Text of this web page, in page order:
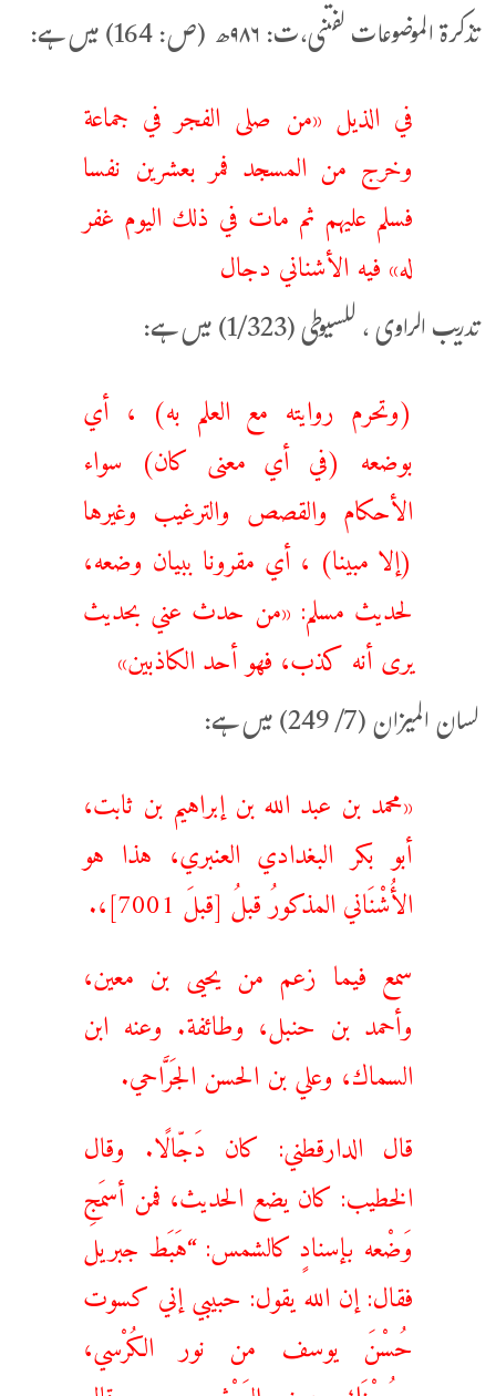
تذكرة الموضوعات لفتنی،ت: ۹۸۶ھ (ص: 164) میں ہے:
في الذيل «من صلى الفجر في جماعة
وخرج من المسجد فمر بعشرين نفسا
فسلم عليهم ‌ثم ‌مات ‌في ‌ذلك اليوم غفر
له» فيه الأشناني دجال
تدریب الراوی ، للسیوطی (1/323) میں ہے:
(‌وتحرم ‌روايته مع العلم به) ، أي
بوضعه (في أي معنى كان) سواء
الأحكام والقصص والترغيب وغيرها
(إلا مبينا) ، أي مقرونا ببيان وضعه،
لحديث مسلم: «من حدث عني بحديث
يرى أنه كذب، فهو أحد الكاذبين»
لسان الميزان (7/ 249) میں ہے:
«محمد بن عبد الله بن إبراهيم بن ثابت،
أبو بكر البغدادي العنبري، هذا هو
الأُشْنَاني المذكورُ قبلُ [قبلَ 7001]،.
سمع فيما زعم من يحيى بن معين،
وأحمد بن حنبل، وطائفة. وعنه ابن
السماك، وعلي بن الحسن الجَرَّاحي.
قال الدارقطني: كان دَجّالًا. وقال
الخطيب: كان يضع الحديث، فمن أسمَجِ
وَضْعه بإسنادٍ كالشمس: “هَبَط جبريل
فقال: إن الله يقول: حبيبي إني كسوت
حُسْنَ يوسف من نور الكُرْسي،